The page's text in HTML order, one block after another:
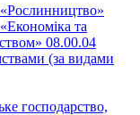
«Рослинництво»
та
08.00.04
(за видами
господарство,